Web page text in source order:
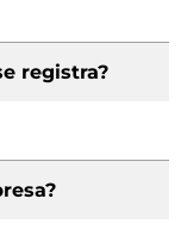
registra?